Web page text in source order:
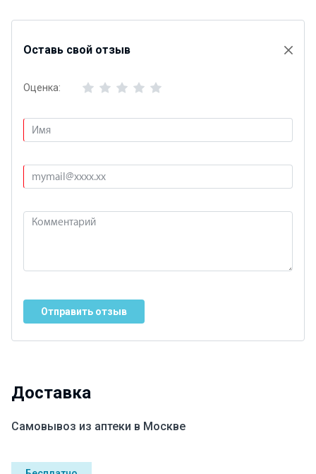
Оставь свой отзыв
Оценка:
Отправить отзыв
Доставка
Самовывоз из аптеки в Москве